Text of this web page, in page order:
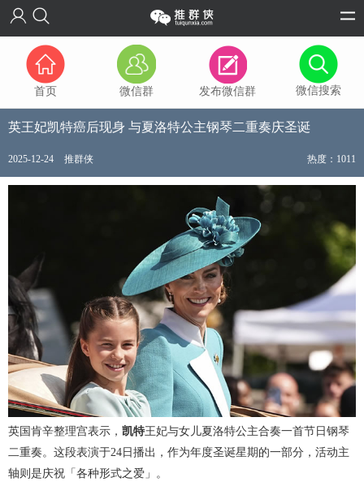
首页 微信群 发布微信群 微信搜索
英王妃凯特癌后现身 与夏洛特公主钢琴二重奏庆圣诞
2025-12-24 推群侠 热度：1011
英国肯辛整理宫表示， 凯特王妃与女儿夏洛特公主合奏一首节日钢琴
二重奏。这段表演于24日播出，作为年度圣诞星期的一部分，活动主
轴则是庆祝「各种形式之爱」。